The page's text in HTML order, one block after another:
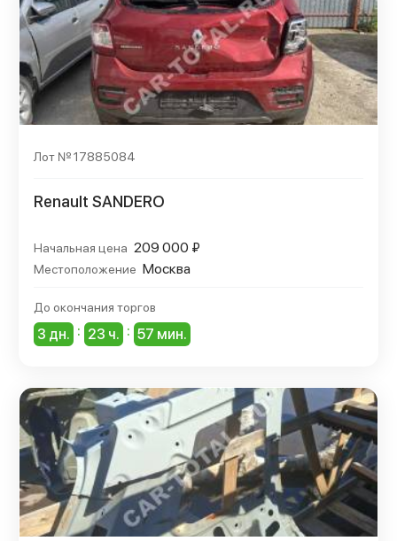
Лот № 17885084
Renault SANDERO
Начальная цена 209 000 ₽
Местоположение Москва
До окончания торгов
3 дн. : 23 ч. : 57 мин.